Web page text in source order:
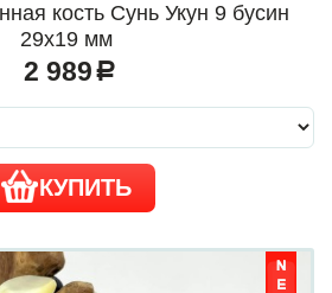
кость Сунь Укун 9 бусин
29х19 мм
2 989 a
КУПИТЬ